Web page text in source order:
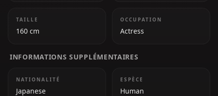
TAILLE
160 cm
OCCUPATION
Actress
INFORMATIONS SUPPLÉMENTAIRES
NATIONALITÉ
Japanese
ESPÈCE
Human